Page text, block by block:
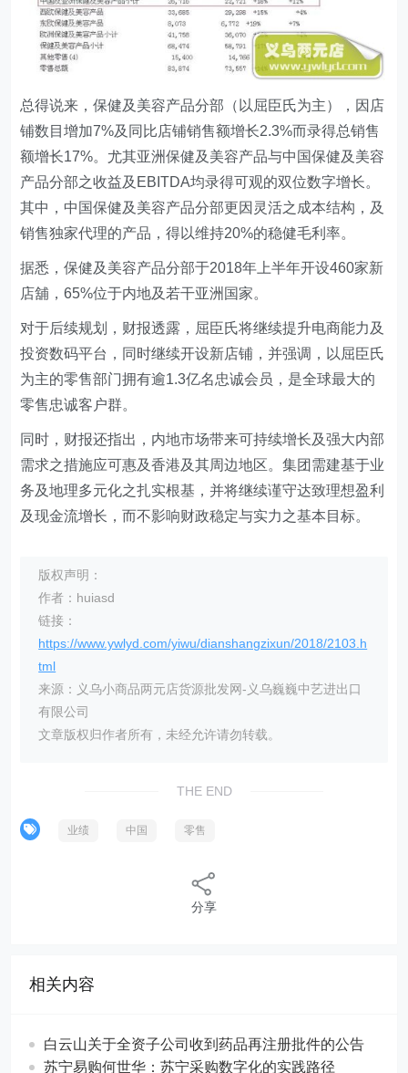
总得说来，保健及美容产品分部（以屈臣氏为主），因店
铺数目增加7%及同比店铺销售额增长2.3%而录得总销售
额增长17%。尤其亚洲保健及美容产品与中国保健及美容
产品分部之收益及EBITDA均录得可观的双位数字增长。
其中，中国保健及美容产品分部更因灵活之成本结构，及
销售独家代理的产品，得以维持20%的稳健毛利率。
据悉，保健及美容产品分部于2018年上半年开设460家新
店舖，65%位于内地及若干亚洲国家。
对于后续规划，财报透露，屈臣氏将继续提升电商能力及
投资数码平台，同时继续开设新店铺，并强调，以屈臣氏
为主的零售部门拥有逾1.3亿名忠诚会员，是全球最大的
零售忠诚客户群。
同时，财报还指出，内地市场带来可持续增长及强大内部
需求之措施应可惠及香港及其周边地区。集团需建基于业
务及地理多元化之扎实根基，并将继续谨守达致理想盈利
及现金流增长，而不影响财政稳定与实力之基本目标。
版权声明：
作者：huiasd
链接：
https://www.ywlyd.com/yiwu/dianshangzixun/2018/2103.h
tml
来源：义乌小商品两元店货源批发网-义乌巍巍中艺进出口
有限公司
文章版权归作者所有，未经允许请勿转载。
THE END
业绩 中国 零售
分享
相关内容
白云山关于全资子公司收到药品再注册批件的公告
苏宁易购何世华：苏宁采购数字化的实践路径